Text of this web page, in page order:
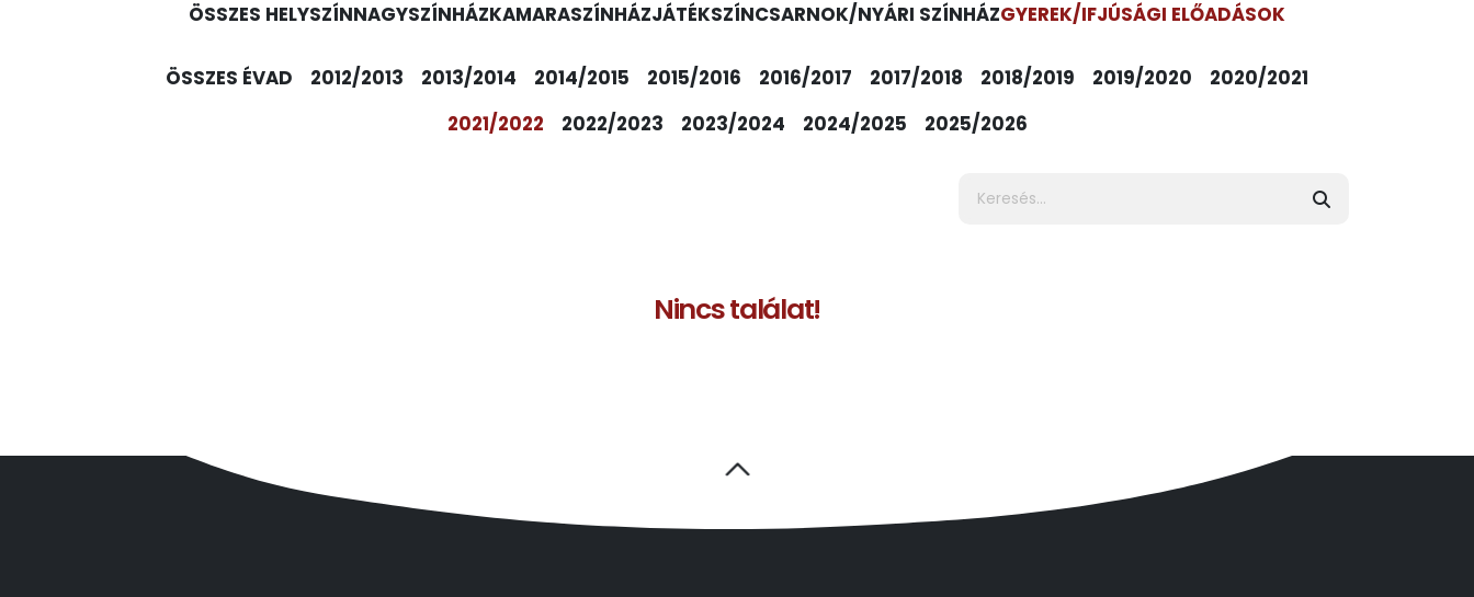
ÖSSZES HELYSZÍNNAGYSZÍNHÁZKAMARASZÍNHÁZJÁTÉKSZÍNCSARNOK/NYÁRI SZÍNHÁZGYEREK/IFJÚSÁGI ELŐADÁSOK
ÖSSZES ÉVAD 2012/2013 2013/2014 2014/2015 2015/2016 2016/2017 2017/2018 2018/2019 2019/2020
2020/2021
2021/2022
2022/2023 2023/2024 2024/2025 2025/2026
Nincs találat!